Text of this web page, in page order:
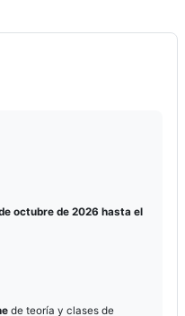
octubre de 2026 hasta el
de teoría y clases de